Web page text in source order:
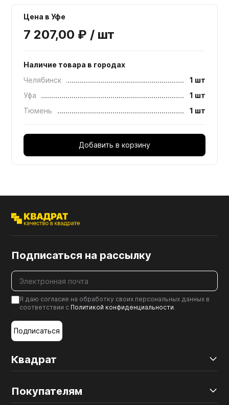
Цена в Уфе
7 207,00 ₽ / шт
Наличие товара в городах
Челябинск
1 шт
Уфа
1 шт
Тюмень
1 шт
Добавить в корзину
Квадрат
Покупателям
Подписаться на рассылку
Я даю согласие на обработку своих персональных данных в
соответствии с Политикой конфиденциальности.
Подписаться